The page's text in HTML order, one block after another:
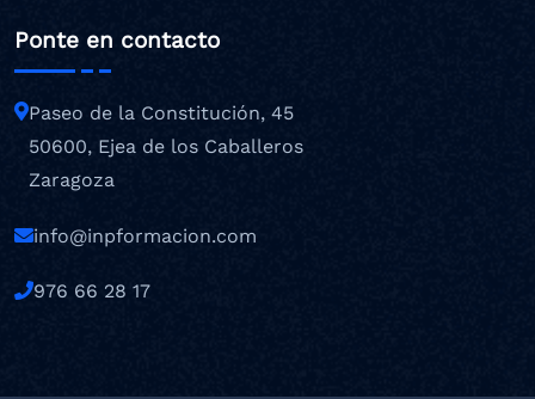
Ponte en contacto
Paseo de la Constitución, 45
50600, Ejea de los Caballeros
Zaragoza
info@inpformacion.com
976 66 28 17